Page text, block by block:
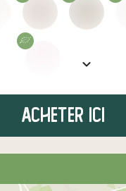
Acheter ici